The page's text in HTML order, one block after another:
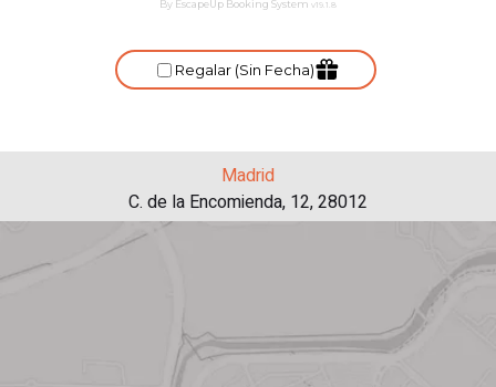
Madrid
C. de la Encomienda, 12, 28012